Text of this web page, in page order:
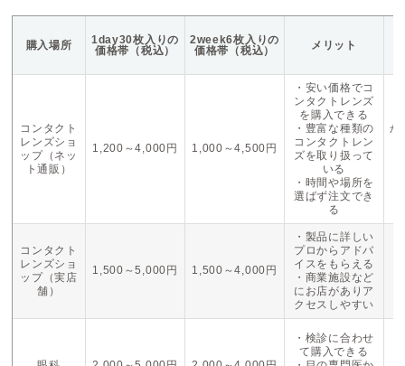
購入場所
1day30枚入りの
価格帯（税込）
2week6枚入りの
価格帯（税込）
メリット
コンタクト
レンズショ
ップ（ネッ
ト通販）
1,200～4,000円 1,000～4,500円
・安い価格でコ
ンタクトレンズ
を購入できる
・豊富な種類の
コンタクトレン
ズを取り扱って
いる
・時間や場所を
選ばず注文でき
る
か
コンタクト
レンズショ
ップ（実店
舗）
1,500～5,000円 1,500～4,000円
・製品に詳しい
プロからアドバ
イスをもらえる
・商業施設など
にお店がありア
クセスしやすい
・検診に合わせ
て購入できる